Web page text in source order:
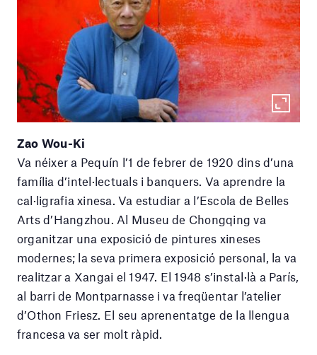
Zao Wou-Ki
Va néixer a Pequín l’1 de febrer de 1920 dins d’una
família d’intel·lectuals i banquers. Va aprendre la
cal·ligrafia xinesa. Va estudiar a l’Escola de Belles
Arts d’Hangzhou. Al Museu de Chongqing va
organitzar una exposició de pintures xineses
modernes; la seva primera exposició personal, la va
realitzar a Xangai el 1947. El 1948 s’instal·là a París,
al barri de Montparnasse i va freqüentar l’atelier
d’Othon Friesz. El seu aprenentatge de la llengua
francesa va ser molt ràpid.